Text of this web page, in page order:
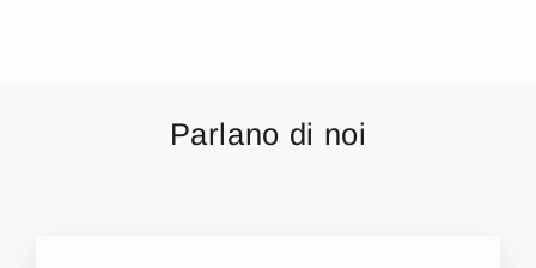
Parlano di noi